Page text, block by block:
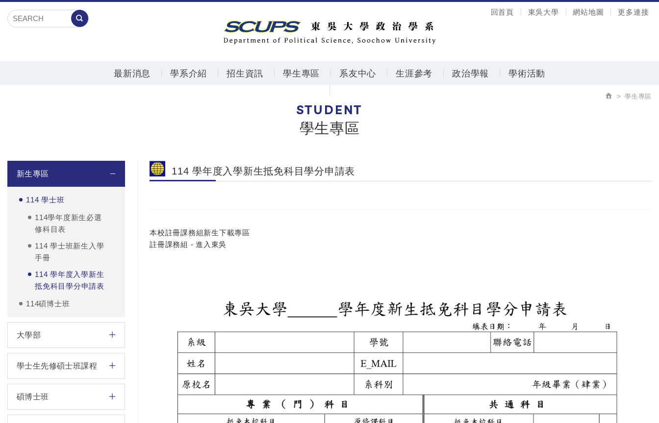
回首頁 東吳大學 網站地圖 更多連接
最新消息 學系介紹 招生資訊 學生專區 系友中心 生涯參考 政治學報 學術活動
學生專區
STUDENT
學生專區
新生專區
114 學士班
114學年度新生必選
修科目表
114 學士班新生入學
手冊
114 學年度入學新生
抵免科目學分申請表
114碩博士班
大學部
學士生先修碩士班課程
碩博士班
114 學年度入學新生抵免科目學分申請表
本校註冊課務組新生下載專區
註冊課務組 - 進入東吳